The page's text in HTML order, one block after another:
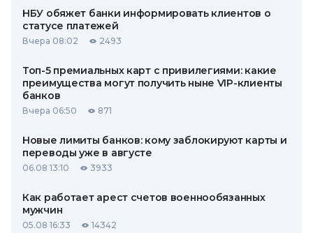
НБУ обяжет банки информировать клиентов о
статусе платежей
Вчера 08:02 2493
Топ-5 премиальных карт с привилегиями: какие
преимущества могут получить ныне VIP-клиенты
банков
Вчера 06:50 871
Новые лимиты банков: кому заблокируют карты и
переводы уже в августе
06.08 13:10 3933
Как работает арест счетов военнообязанных
мужчин
05.08 16:33 14342